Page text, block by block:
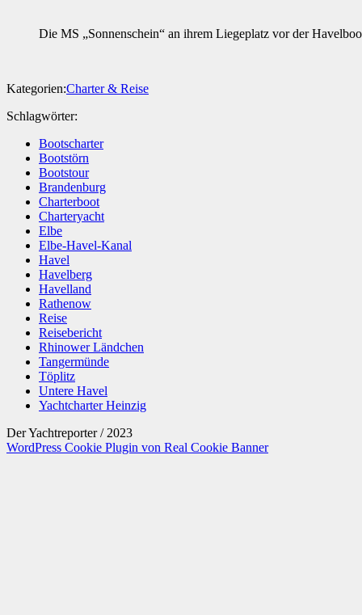
Die MS „Sonnenschein“ an ihrem Liegeplatz vor der
Kategorien:Charter & Reise
Schlagwörter:
Bootscharter
Bootstörn
Bootstour
Brandenburg
Charterboot
Charteryacht
Elbe
Elbe-Havel-Kanal
Havel
Havelberg
Havelland
Rathenow
Reise
Reisebericht
Rhinower Ländchen
Tangermünde
Töplitz
Untere Havel
Yachtcharter Heinzig
Der Yachtreporter / 2023
WordPress Cookie Plugin von Real Cookie Banner